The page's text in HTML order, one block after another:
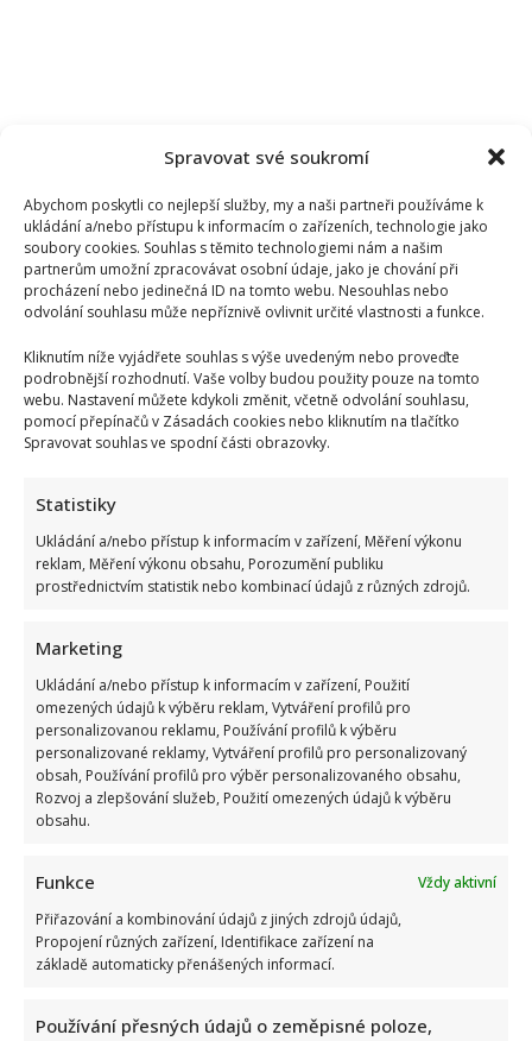
Spravovat své soukromí
Abychom poskytli co nejlepší služby, my a naši partneři používáme k
ukládání a/nebo přístupu k informacím o zařízeních, technologie jako
soubory cookies. Souhlas s těmito technologiemi nám a našim
partnerům umožní zpracovávat osobní údaje, jako je chování při
procházení nebo jedinečná ID na tomto webu. Nesouhlas nebo
odvolání souhlasu může nepříznivě ovlivnit určité vlastnosti a funkce.
Kliknutím níže vyjádřete souhlas s výše uvedeným nebo proveďte
podrobnější rozhodnutí. Vaše volby budou použity pouze na tomto
webu. Nastavení můžete kdykoli změnit, včetně odvolání souhlasu,
pomocí přepínačů v Zásadách cookies nebo kliknutím na tlačítko
Spravovat souhlas ve spodní části obrazovky.
Statistiky
Ukládání a/nebo přístup k informacím v zařízení, Měření výkonu
reklam, Měření výkonu obsahu, Porozumění publiku
prostřednictvím statistik nebo kombinací údajů z různých zdrojů.
Marketing
Ukládání a/nebo přístup k informacím v zařízení, Použití
omezených údajů k výběru reklam, Vytváření profilů pro
personalizovanou reklamu, Používání profilů k výběru
personalizované reklamy, Vytváření profilů pro personalizovaný
obsah, Používání profilů pro výběr personalizovaného obsahu,
Rozvoj a zlepšování služeb, Použití omezených údajů k výběru
obsahu.
Funkce
Vždy aktivní
Přiřazování a kombinování údajů z jiných zdrojů údajů,
Propojení různých zařízení, Identifikace zařízení na
základě automaticky přenášených informací.
Používání přesných údajů o zeměpisné poloze,
Kristýna Leichtová se zastala kojení na veřejnosti pomocí
kontroverzní fotky: Bude prý bojovat celý týden
Marek Ztracený zrušil velkolepé finále svého koncertu na
Letné